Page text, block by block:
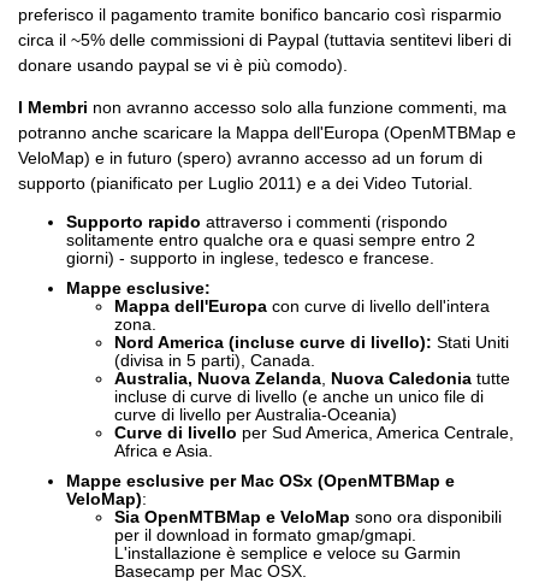
preferisco il pagamento tramite bonifico bancario così risparmio
circa il ~5% delle commissioni di Paypal (tuttavia sentitevi liberi di
donare usando paypal se vi è più comodo).
I Membri non avranno accesso solo alla funzione commenti, ma
potranno anche scaricare la Mappa dell'Europa (OpenMTBMap e
VeloMap) e in futuro (spero) avranno accesso ad un forum di
supporto (pianificato per Luglio 2011) e a dei Video Tutorial.
Supporto rapido attraverso i commenti (rispondo
solitamente entro qualche ora e quasi sempre entro 2
giorni) - supporto in inglese, tedesco e francese.
Mappe esclusive:
Mappa dell'Europa con curve di livello dell'intera
zona.
Nord America (incluse curve di livello): Stati Uniti
(divisa in 5 parti), Canada.
Australia, Nuova Zelanda, Nuova Caledonia tutte
incluse di curve di livello (e anche un unico file di
curve di livello per Australia-Oceania)
Curve di livello per Sud America, America Centrale,
Africa e Asia.
Mappe esclusive per Mac OSx (OpenMTBMap e
VeloMap):
Sia OpenMTBMap e VeloMap sono ora disponibili
per il download in formato gmap/gmapi.
L'installazione è semplice e veloce su Garmin
Basecamp per Mac OSX.